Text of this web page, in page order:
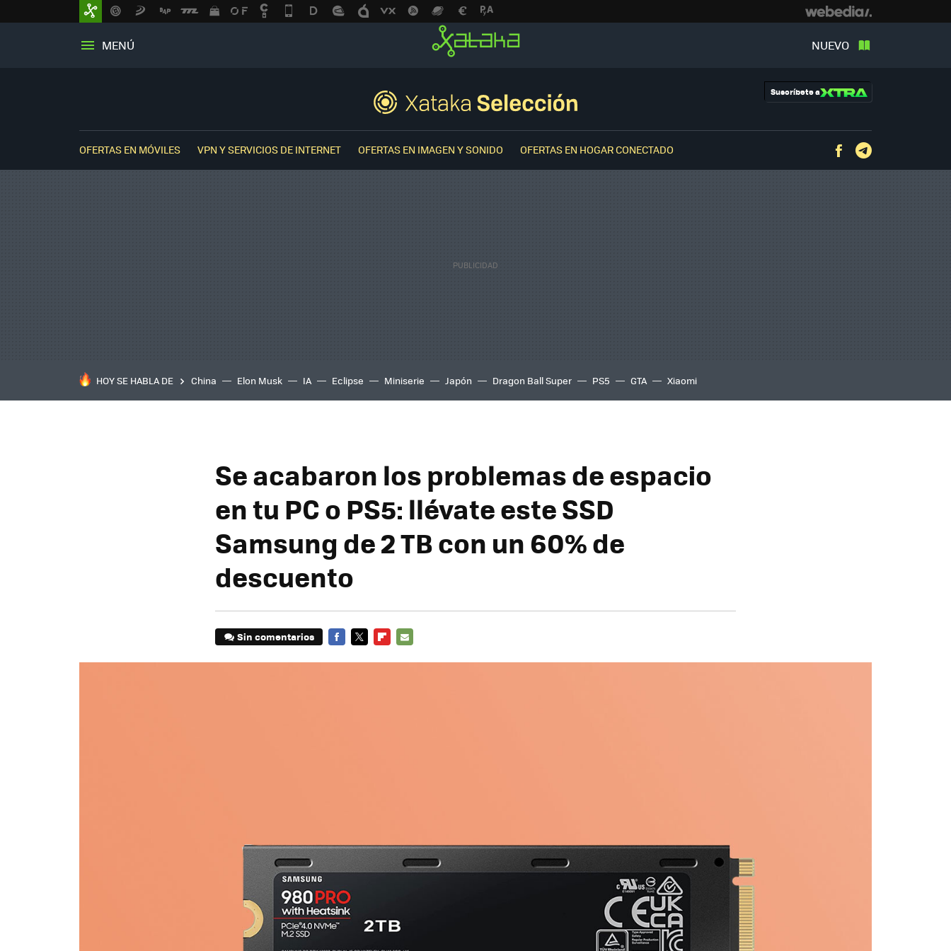
MENÚ NUEVO
Suscríbete a
OFERTAS EN MÓVILES VPN Y SERVICIOS DE INTERNET OFERTAS EN IMAGEN Y SONIDO OFERTAS EN HOGAR CONECTADO Facebook
HOY SE HABLA DE China Elon Musk IA Eclipse Miniserie Japón Dragon Ball Super PS5 GTA Xiaomi
Se acabaron los problemas de espacio
en tu PC o PS5: llévate este SSD
Samsung de 2 TB con un 60% de
descuento
Sin comentarios